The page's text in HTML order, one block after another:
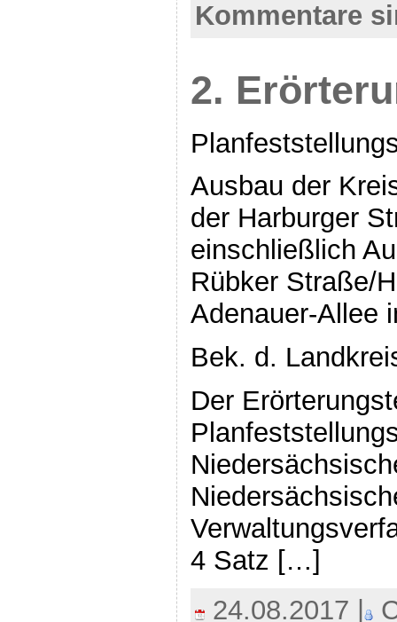
Kommentare
2.
Ausbau der
der Harburger
einschließlich
Rübker Straße/
Adenauer-Allee
Bek. d.
Der
4 Satz […]
24.08.2017 |